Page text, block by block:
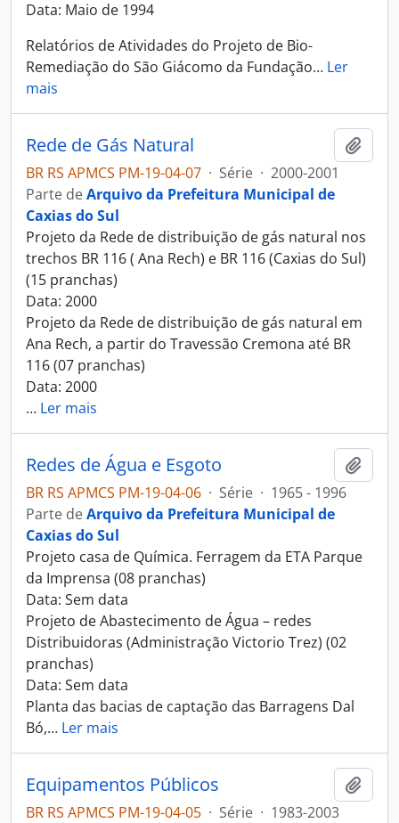
Data: Maio de 1994
Relatórios de Atividades do Projeto de Bio-
Remediação do São Giácomo da Fundação… Ler
mais
Rede de Gás Natural
BR RS APMCS PM-19-04-07 · Série · 2000-2001
Parte deArquivo da Prefeitura Municipal de
Caxias do Sul
Projeto da Rede de distribuição de gás natural nos
trechos BR 116 ( Ana Rech) e BR 116 (Caxias do Sul)
(15 pranchas)
Data: 2000
Projeto da Rede de distribuição de gás natural em
Ana Rech, a partir do Travessão Cremona até BR
116 (07 pranchas)
Data: 2000
… Ler mais
Redes de Água e Esgoto
BR RS APMCS PM-19-04-06 · Série · 1965 - 1996
Parte deArquivo da Prefeitura Municipal de
Caxias do Sul
Projeto casa de Química. Ferragem da ETA Parque
da Imprensa (08 pranchas)
Data: Sem data
Projeto de Abastecimento de Água – redes
Distribuidoras (Administração Victorio Trez) (02
pranchas)
Data: Sem data
Planta das bacias de captação das Barragens Dal
Bó,… Ler mais
Equipamentos Públicos
BR RS APMCS PM-19-04-05 · Série · 1983-2003